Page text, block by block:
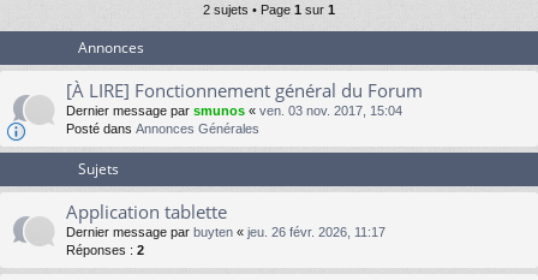
2 sujets • Page 1 sur 1
Annonces
[À LIRE] Fonctionnement général du Forum
Dernier message par smunos « ven. 03 nov. 2017, 15:04
Posté dans Annonces Générales
Sujets
Application tablette
Dernier message par buyten « jeu. 26 févr. 2026, 11:17
Réponses : 2